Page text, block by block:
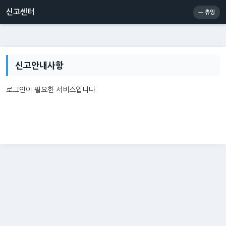
신고센터 메인
신고센터 ← 츄잉
신고안내사항
로그인이 필요한 서비스입니다.